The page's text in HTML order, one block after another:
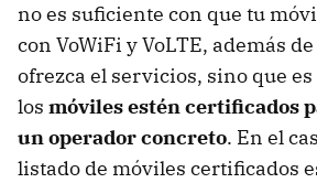
no es suficiente con que tu
con VoWiFi y VoLTE, además
ofrezca el servicios, sino que
los móviles estén certificados
un operador concreto. En el
listado de móviles certificados